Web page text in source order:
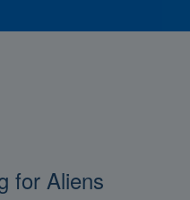
for Aliens